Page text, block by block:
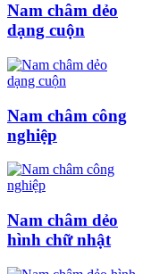
Nam châm dẻo
dạng cuộn
Nam châm công
nghiệp
Nam châm dẻo
hình chữ nhật